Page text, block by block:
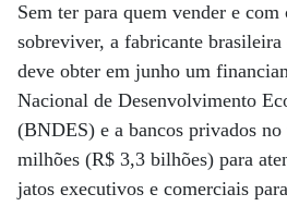
Sem ter para quem vender e
sobreviver, a fabricante brasileira
deve obter em junho um
Nacional de Desenvolvimento
(BNDES) e a bancos privados
milhões (R$ 3,3 bilhões) para
jatos executivos e comerciais